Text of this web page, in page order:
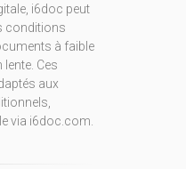
i6doc peut
conditions
à faible
Ces
aux
via i6doc.com.